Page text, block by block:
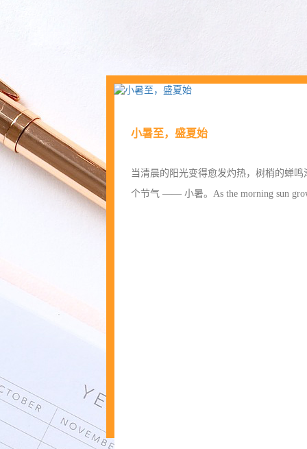
小暑至，盛夏始
当清晨的阳光变得愈发灼热，树梢的蝉
个节气 —— 小暑。As the morning sun